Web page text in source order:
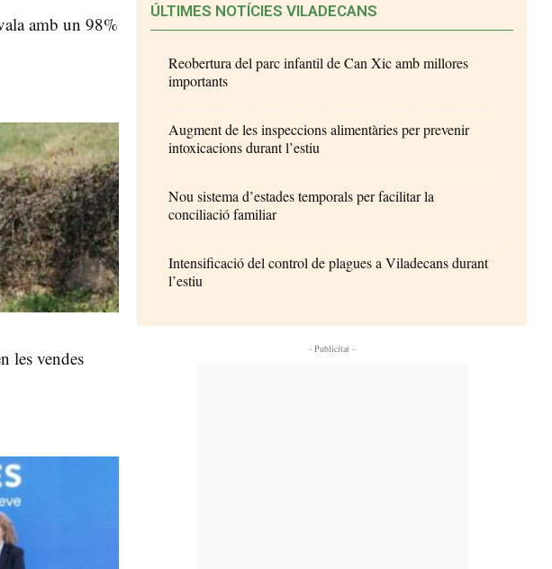
amb un 98%
les vendes
ÚLTIMES NOTÍCIES VILADECANS
Reobertura del parc infantil de Can Xic amb millores
importants
Augment de les inspeccions alimentàries per prevenir
intoxicacions durant l’estiu
Nou sistema d’estades temporals per facilitar la
conciliació familiar
Intensificació del control de plagues a Viladecans durant
l’estiu
- Publicitat -